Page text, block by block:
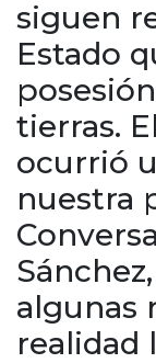
siguen
Estado
tierras.
ocurrió
nuestra
algunas
realidad